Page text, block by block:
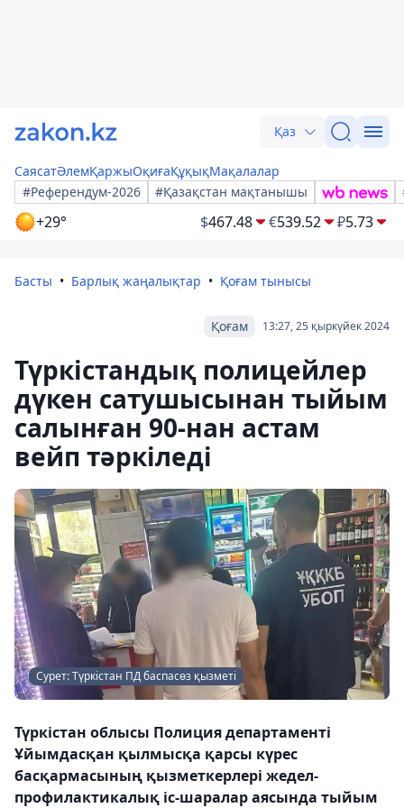
Қаз
СаясатӘлемҚаржыОқиғаҚұқықМақалалар
#Референдум-2026
#Қазақстан мақтанышы
+29° $467.48 €539.52 ₽5.73
Басты Барлық жаңалықтар Қоғам тынысы
13:27, 25 қыркүйек 2024
Қоғам
Түркістандық полицейлер
дүкен сатушысынан тыйым
салынған 90-нан астам
вейп тәркіледі
Сурет: Түркістан ПД баспасөз қызметі
Түркістан облысы Полиция департаменті
Ұйымдасқан қылмысқа қарсы күрес
басқармасының қызметкерлері жедел-
профилактикалық іс-шаралар аясында тыйым